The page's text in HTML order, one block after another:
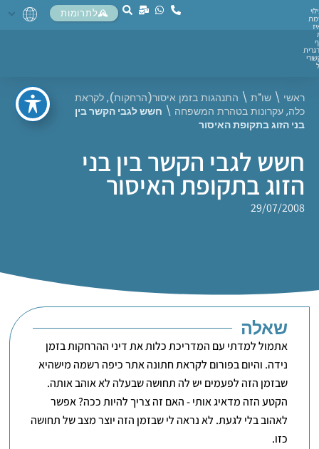
לתרומות
ראשי \ שו"ת \ התנהגות בזמן איסור(הרחקות), לקראת
כלה, עקרונות בטהרת המשפחה \ חשש לגבי הקשר בין
בני הזוג בתקופת האיסור
חשש לגבי הקשר בין בני
הזוג בתקופת האיסור
29/07/2008
שאלה
אתמול למדתי עם המדריכת כלות את דיני ההרחקות בזמן
נידה. והיום בפורום לקראת חתונה אתר כיפה רשמה מישהיא
שבזמן הזה לפעמים יש לה תחושה שבעלה לא אוהב אותה.
הקטע הזה מדאיג אותי - האם זה צריך להיות ככה? אפשר
לאהוב בלי לגעת. לא נראה לי שבזמן הזה יוצר מצב של תחושה
כזו.